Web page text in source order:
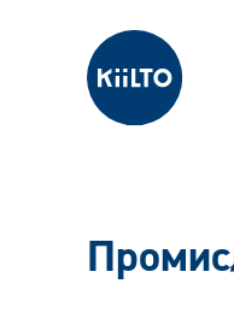
Kiilto Ukraine